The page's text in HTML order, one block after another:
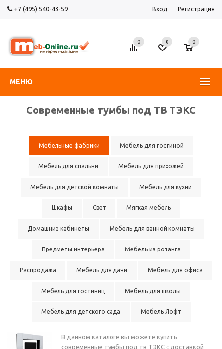
+7 (495) 540-43-59 Вход Регистрация
МЕНЮ
0 0
0
Современные тумбы под ТВ ТЭКС
Мебельные фабрики Мебель для гостиной
Мебель для спальни Мебель для прихожей
Мебель для детской комнаты Мебель для кухни
Шкафы Свет Мягкая мебель
Домашние кабинеты Мебель для ванной комнаты
Предметы интерьера Мебель из ротанга
Распродажа Мебель для дачи Мебель для офиса
Мебель для гостиниц Мебель для школы
Мебель для детского сада Мебель Лофт
В данном каталоге вы можете купить
современные тумбы под тв ТЭКС с доставкой